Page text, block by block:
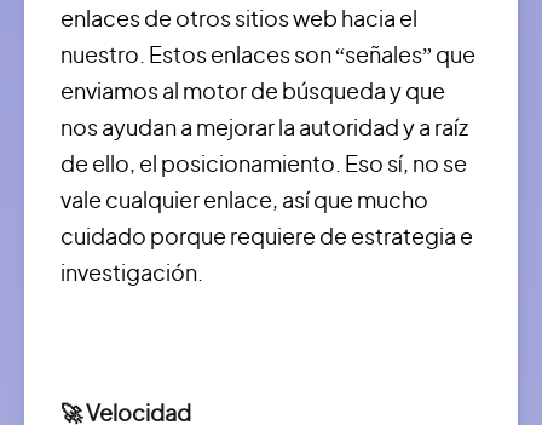
enlaces de otros sitios web hacia el
nuestro. Estos enlaces son “señales” que
enviamos al motor de búsqueda y que
nos ayudan a mejorar la autoridad y a raíz
de ello, el posicionamiento. Eso sí, no se
vale cualquier enlace, así que mucho
cuidado porque requiere de estrategia e
investigación.
🚀 Velocidad